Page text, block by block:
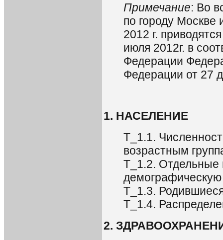
Примечание: Во
по городу Москве
2012 г.
июля 2012г. в
Федерации
Федерации от 27
1. НАСЕЛЕНИЕ
Т_1.1.
возрастным
Т_1.2. Отдельные
демографическую
Т_1.3.
Т_1.4.
2.